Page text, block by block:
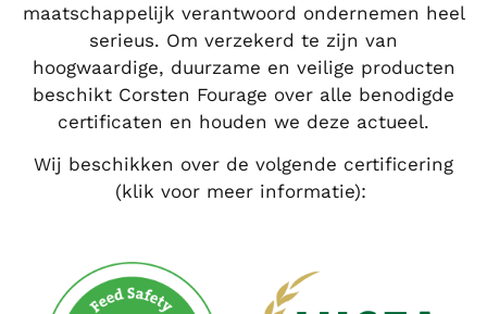
maatschappelijk verantwoord ondernemen heel
serieus. Om verzekerd te zijn van
hoogwaardige, duurzame en veilige producten
beschikt Corsten Fourage over alle benodigde
certificaten en houden we deze actueel.
Wij beschikken over de volgende certificering
(klik voor meer informatie):